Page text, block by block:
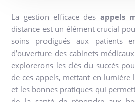
La gestion efficace des appels
distance est un élément crucial
soins prodigués aux patients
d’ouverture des cabinets
explorerons les clés du succès
de ces appels, mettant en lumière
et les bonnes pratiques qui